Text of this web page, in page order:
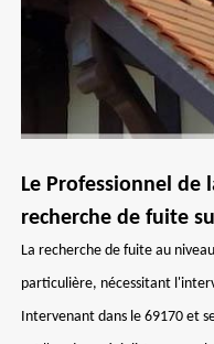
Le Professionnel
recherche de fuite
La recherche de fuite au
particulière, nécessitant
Intervenant dans le 69170 et